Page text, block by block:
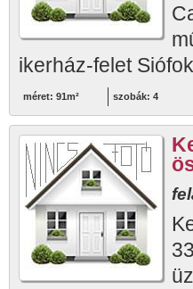
ikerház-felet
méret: 91m² szobák: 4